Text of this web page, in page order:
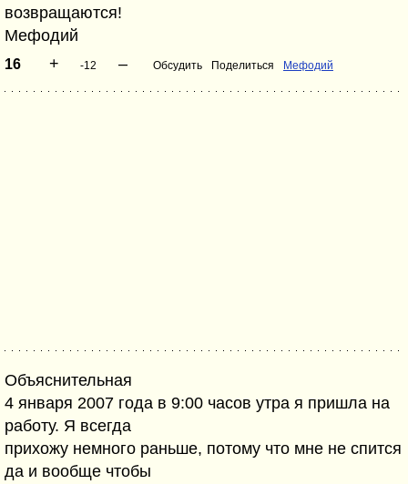
возвращаются!
Мефодий
16 + -12 – Обсудить Поделиться Мефодий
Объяснительная
4 января 2007 года в 9:00 часов утра я пришла на
работу. Я всегда
прихожу немного раньше, потому что мне не спится
да и вообще чтобы